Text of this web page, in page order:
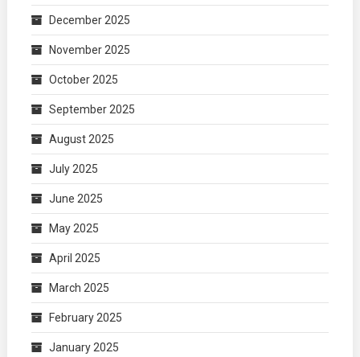
December 2025
November 2025
October 2025
September 2025
August 2025
July 2025
June 2025
May 2025
April 2025
March 2025
February 2025
January 2025